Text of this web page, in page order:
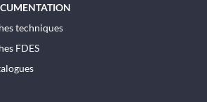
techniques
FDES